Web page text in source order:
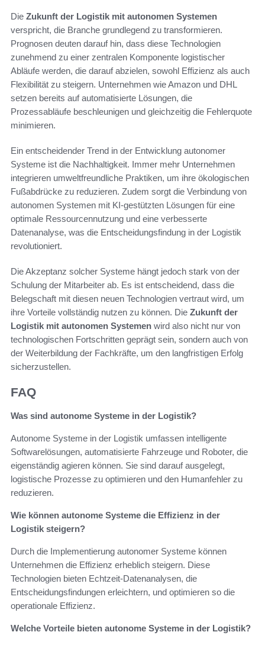
Die Zukunft der Logistik mit autonomen Systemen
verspricht, die Branche grundlegend zu transformieren.
Prognosen deuten darauf hin, dass diese Technologien
zunehmend zu einer zentralen Komponente logistischer
Abläufe werden, die darauf abzielen, sowohl Effizienz als auch
Flexibilität zu steigern. Unternehmen wie Amazon und DHL
setzen bereits auf automatisierte Lösungen, die
Prozessabläufe beschleunigen und gleichzeitig die Fehlerquote
minimieren.
Ein entscheidender Trend in der Entwicklung autonomer
Systeme ist die Nachhaltigkeit. Immer mehr Unternehmen
integrieren umweltfreundliche Praktiken, um ihre ökologischen
Fußabdrücke zu reduzieren. Zudem sorgt die Verbindung von
autonomen Systemen mit KI-gestützten Lösungen für eine
optimale Ressourcennutzung und eine verbesserte
Datenanalyse, was die Entscheidungsfindung in der Logistik
revolutioniert.
Die Akzeptanz solcher Systeme hängt jedoch stark von der
Schulung der Mitarbeiter ab. Es ist entscheidend, dass die
Belegschaft mit diesen neuen Technologien vertraut wird, um
ihre Vorteile vollständig nutzen zu können. Die Zukunft der
Logistik mit autonomen Systemen wird also nicht nur von
technologischen Fortschritten geprägt sein, sondern auch von
der Weiterbildung der Fachkräfte, um den langfristigen Erfolg
sicherzustellen.
FAQ
Was sind autonome Systeme in der Logistik?
Autonome Systeme in der Logistik umfassen intelligente
Softwarelösungen, automatisierte Fahrzeuge und Roboter, die
eigenständig agieren können. Sie sind darauf ausgelegt,
logistische Prozesse zu optimieren und den Humanfehler zu
reduzieren.
Wie können autonome Systeme die Effizienz in der
Logistik steigern?
Durch die Implementierung autonomer Systeme können
Unternehmen die Effizienz erheblich steigern. Diese
Technologien bieten Echtzeit-Datenanalysen, die
Entscheidungsfindungen erleichtern, und optimieren so die
operationale Effizienz.
Welche Vorteile bieten autonome Systeme in der Logistik?